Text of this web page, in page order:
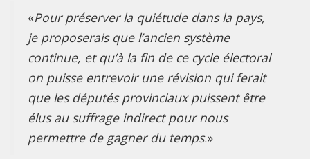
«Pour préserver la quiétude dans la pays,
je proposerais que l’ancien système
continue, et qu’à la fin de ce cycle électoral
on puisse entrevoir une révision qui ferait
que les députés provinciaux puissent être
élus au suffrage indirect pour nous
permettre de gagner du temps.»